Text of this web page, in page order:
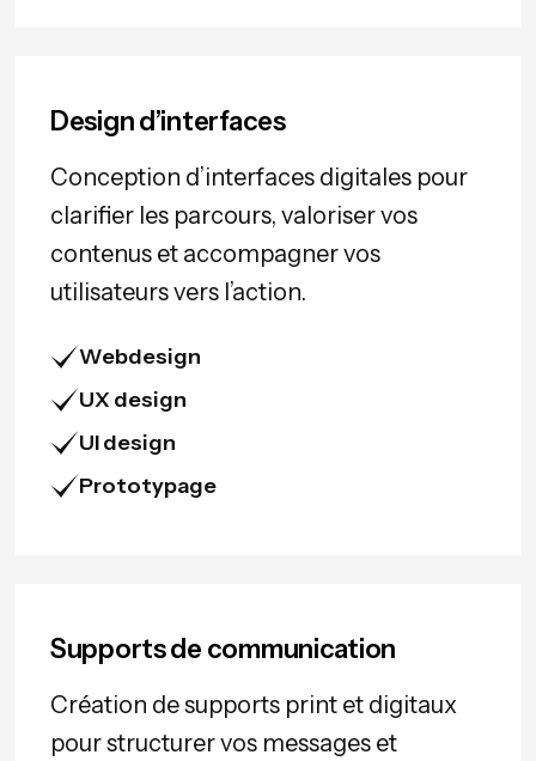
Design d’interfaces
Conception d’interfaces digitales pour
clarifier les parcours, valoriser vos
contenus et accompagner vos
utilisateurs vers l’action.
Webdesign
UX design
UI design
Prototypage
Supports de communication
Création de supports print et digitaux
pour structurer vos messages et